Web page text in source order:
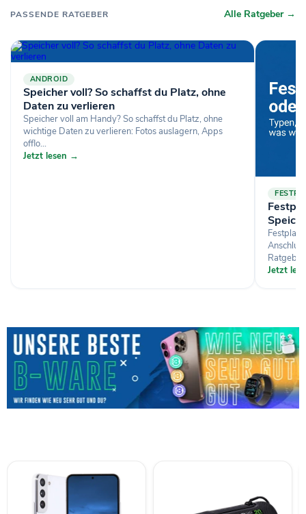
PASSENDE RATGEBER Alle Ratgeber →
ANDROID
Speicher voll? So schaffst du Platz, ohne
Daten zu verlieren
Speicher voll am Handy? So schaffst du Platz, ohne
wichtige Daten zu verlieren: Fotos auslagern, Apps
offlo...
Jetzt lesen →
Jetzt